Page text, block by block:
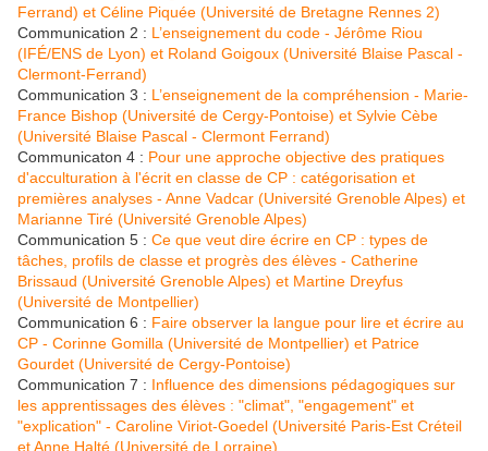
Ferrand) et Céline Piquée (Université de Bretagne Rennes 2)
Communication 2 : L’enseignement du code - Jérôme Riou
(IFÉ/ENS de Lyon) et Roland Goigoux (Université Blaise Pascal -
Clermont-Ferrand)
Communication 3 : L’enseignement de la compréhension - Marie-
France Bishop (Université de Cergy-Pontoise) et Sylvie Cèbe
(Université Blaise Pascal - Clermont Ferrand)
Communicaton 4 : Pour une approche objective des pratiques
d'acculturation à l'écrit en classe de CP : catégorisation et
premières analyses - Anne Vadcar (Université Grenoble Alpes) et
Marianne Tiré (Université Grenoble Alpes)
Communication 5 : Ce que veut dire écrire en CP : types de
tâches, profils de classe et progrès des élèves - Catherine
Brissaud (Université Grenoble Alpes) et Martine Dreyfus
(Université de Montpellier)
Communication 6 : Faire observer la langue pour lire et écrire au
CP - Corinne Gomilla (Université de Montpellier) et Patrice
Gourdet (Université de Cergy-Pontoise)
Communication 7 : Influence des dimensions pédagogiques sur
les apprentissages des élèves : "climat", "engagement" et
"explication" - Caroline Viriot-Goedel (Université Paris-Est Créteil
et Anne Halté (Université de Lorraine)